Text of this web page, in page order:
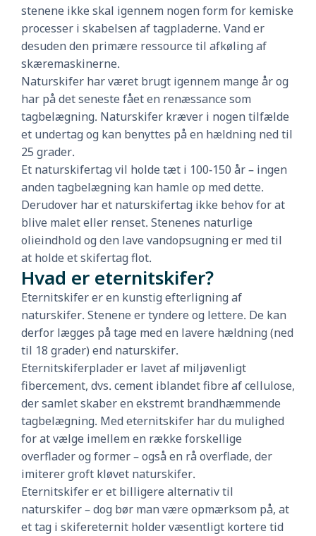
stenene ikke skal igennem nogen form for kemiske
processer i skabelsen af tagpladerne. Vand er
desuden den primære ressource til afkøling af
skæremaskinerne.
Naturskifer har været brugt igennem mange år og
har på det seneste fået en renæssance som
tagbelægning. Naturskifer kræver i nogen tilfælde
et undertag og kan benyttes på en hældning ned til
25 grader.
Et naturskifertag vil holde tæt i 100-150 år – ingen
anden tagbelægning kan hamle op med dette.
Derudover har et naturskifertag ikke behov for at
blive malet eller renset. Stenenes naturlige
olieindhold og den lave vandopsugning er med til
at holde et skifertag flot.
Hvad er eternitskifer?
Eternitskifer er en kunstig efterligning af
naturskifer. Stenene er tyndere og lettere. De kan
derfor lægges på tage med en lavere hældning (ned
til 18 grader) end naturskifer.
Eternitskiferplader er lavet af miljøvenligt
fibercement, dvs. cement iblandet fibre af cellulose,
der samlet skaber en ekstremt brandhæmmende
tagbelægning. Med eternitskifer har du mulighed
for at vælge imellem en række forskellige
overflader og former – også en rå overflade, der
imiterer groft kløvet naturskifer.
Eternitskifer er et billigere alternativ til
naturskifer – dog bør man være opmærksom på, at
et tag i skifereternit holder væsentligt kortere tid